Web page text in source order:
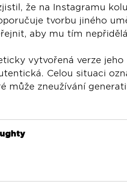
že na Instagramu
tvorbu jiného
aby mu tím
vytvořená verze
Celou situaci
může zneužívání